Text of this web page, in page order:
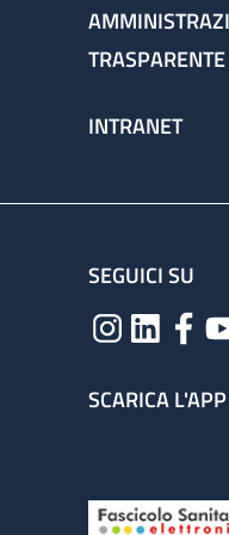
TRASPARENTE
INTRANET
SEGUICI SU
SCARICA L'APP